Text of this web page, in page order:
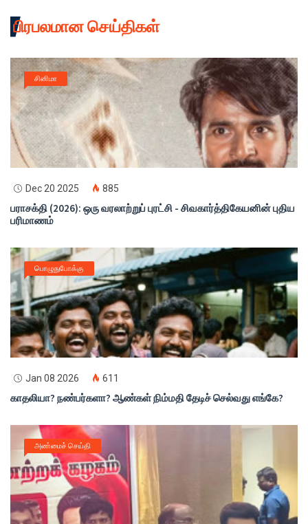
பிரபலமான செய்திகள்
சினிமா
Dec 20 2025 885
பராசக்தி (2026): ஒரு வரலாற்றுப் புரட்சி - சிவகார்த்திகேயனின் புதிய
பரிமாணம்
பொழுதுபோக்கு
Jan 08 2026 611
காதலியா? நண்பர்களா? ஆண்கள் நிம்மதி தேடிச் செல்வது எங்கே?
அண்மைச் செய்தி